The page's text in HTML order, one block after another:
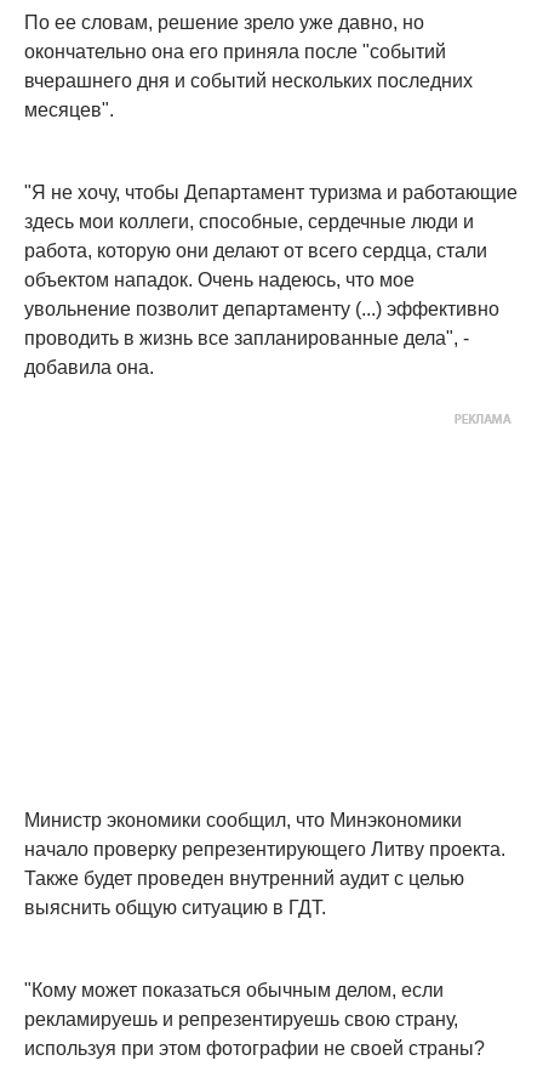
По ее словам, решение зрело уже давно, но
окончательно она его приняла после "событий
вчерашнего дня и событий нескольких последних
месяцев".
"Я не хочу, чтобы Департамент туризма и работающие
здесь мои коллеги, способные, сердечные люди и
работа, которую они делают от всего сердца, стали
объектом нападок. Очень надеюсь, что мое
увольнение позволит департаменту (...) эффективно
проводить в жизнь все запланированные дела", -
добавила она.
Министр экономики сообщил, что Минэкономики
начало проверку репрезентирующего Литву проекта.
Также будет проведен внутренний аудит с целью
выяснить общую ситуацию в ГДТ.
"Кому может показаться обычным делом, если
рекламируешь и репрезентируешь свою страну,
используя при этом фотографии не своей страны?